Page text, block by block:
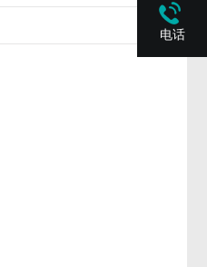
电话